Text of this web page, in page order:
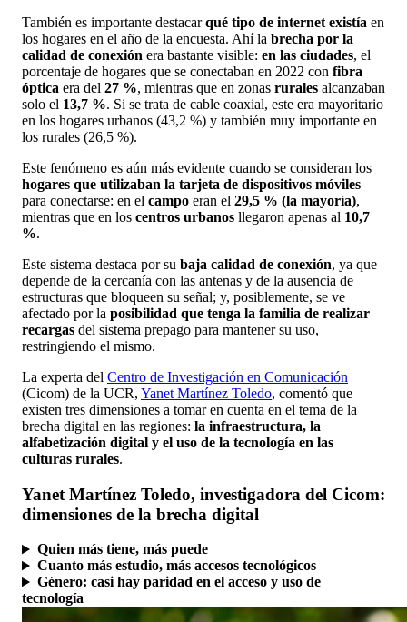
También es importante destacarqué tipo de internet existía en
los hogares en el año de la encuesta. Ahí la brecha por la
calidad de conexión era bastante visible: en las ciudades, el
porcentaje de hogares que se conectaban en 2022 con fibra
óptica era del 27 %, mientras que en zonas rurales alcanzaban
solo el 13,7 %. Si se trata de cable coaxial, este era mayoritario
en los hogares urbanos (43,2 %) y también muy importante en
los rurales (26,5 %).
Este fenómeno es aún más evidente cuando se consideran los
hogares que utilizaban la tarjeta de dispositivos móviles
para conectarse: en el campo eran el 29,5 % (la mayoría),
mientras que en los centros urbanos llegaron apenas al 10,7
%.
Este sistema destaca por su baja calidad de conexión, ya que
depende de la cercanía con las antenas y de la ausencia de
estructuras que bloqueen su señal; y, posiblemente, se ve
afectado por la posibilidad que tenga la familia de realizar
recargas del sistema prepago para mantener su uso,
restringiendo el mismo.
La experta del Centro de Investigación en Comunicación
(Cicom) de la UCR, Yanet Martínez Toledo, comentó que
existen tres dimensiones a tomar en cuenta en el tema de la
brecha digital en las regiones: la infraestructura, la
alfabetización digital y el uso de la tecnología en las
culturas rurales.
Yanet Martínez Toledo, investigadora del Cicom:
dimensiones de la brecha digital
Quien más tiene, más puede
Cuanto más estudio, más accesos tecnológicos
Género: casi hay paridad en el acceso y uso de
tecnología